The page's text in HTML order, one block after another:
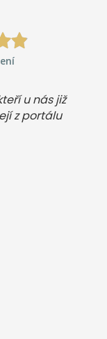
u nás již
z portálu